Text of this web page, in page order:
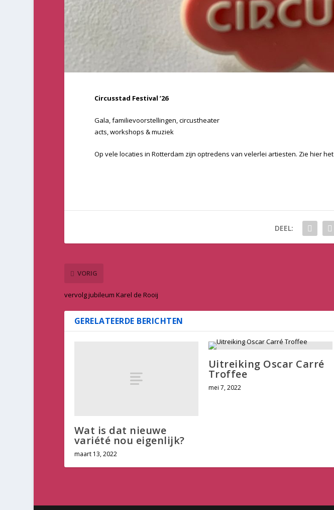
Circusstad Festival ’26
Gala, familievoorstellingen, circustheater
acts, workshops & muziek
Op vele locaties in Rotterdam zijn optredens van velerlei artiesten. Zie hier het
DEEL:
VORIG
vervolg jubileum Karel de Rooij
GERELATEERDE BERICHTEN
Wat is dat nieuwe
variété nou eigenlijk?
maart 13, 2022
Uitreiking Oscar Carré
Troffee
mei 7, 2022